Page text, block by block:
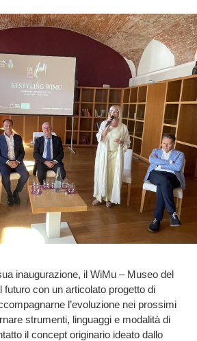
inaugurazione, il WiMu – Museo del
futuro con un articolato progetto di
l’evoluzione nei prossimi
strumenti, linguaggi e modalità di
il concept originario ideato dallo